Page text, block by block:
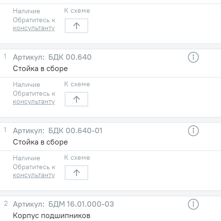
Наличие
Обратитесь к
консультанту
К схеме
1
БДК 00.640
Стойка в сборе
Наличие
Обратитесь к
консультанту
К схеме
1
БДК 00.640-01
Стойка в сборе
Наличие
Обратитесь к
консультанту
К схеме
2
БДМ 16.01.000-03
Корпус подшипников